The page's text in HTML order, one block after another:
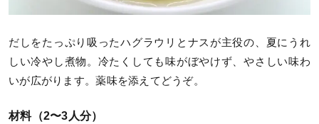
だしをたっぷり吸ったハグラウリとナスが主役の、夏にうれ
しい冷やし煮物。冷たくしても味がぼやけず、やさしい味わ
いが広がります。薬味を添えてどうぞ。
材料（2〜3人分）